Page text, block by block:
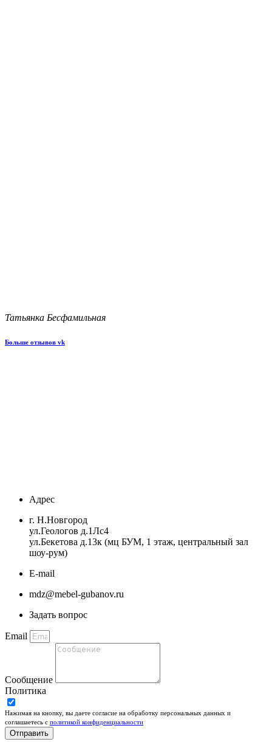
Татьянка Бесфамильная
Больше отзывов vk
Адрес
г. Н.Новгород
ул.Геологов д.1Лс4
ул.Бекетова д.13к (мц БУМ, 1 этаж, центральный зал
шоу-рум)
E-mail
mdz@mebel-gubanov.ru
Задать вопрос
Email
Сообщение
Политика
Нажимая на кнопку, вы даете согласие на обработку персональных данных и
соглашаетесь c политикой конфиденциальности
Отправить